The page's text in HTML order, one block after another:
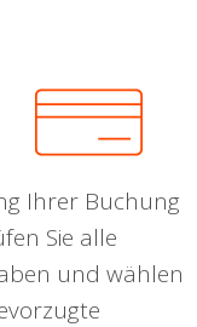
Ihrer Buchung
Sie alle
und wählen